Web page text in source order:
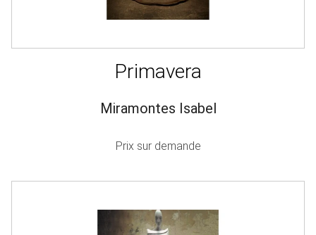
Primavera
Miramontes Isabel
Prix sur demande